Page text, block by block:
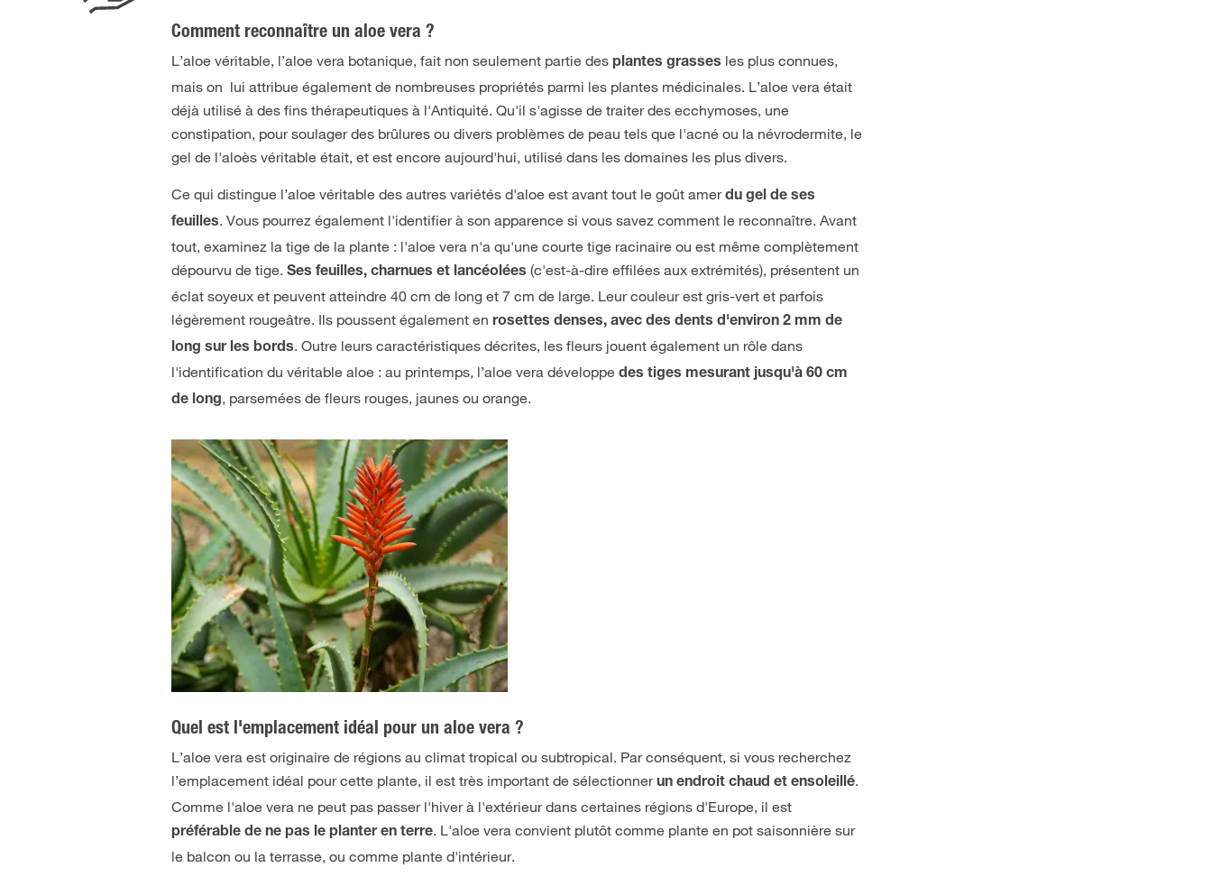
Comment reconnaître un aloe vera ?
L’aloe véritable, l’aloe vera botanique, fait non seulement partie desplantes grasses les plus connues,
mais on lui attribue également de nombreuses propriétés parmi les plantes médicinales. L’aloe vera était
déjà utilisé à des fins thérapeutiques à l'Antiquité. Qu'il s'agisse de traiter des ecchymoses, une
constipation, pour soulager des brûlures ou divers problèmes de peau tels que l'acné ou la névrodermite, le
gel de l'aloès véritable était, et est encore aujourd'hui, utilisé dans les domaines les plus divers.
Ce qui distingue l’aloe véritable des autres variétés d'aloe est avant tout le goût amerdu gel de ses
feuilles. Vous pourrez également l'identifier à son apparence si vous savez comment le reconnaître. Avant
tout, examinez la tige de la plante : l'aloe vera n'a qu'une courte tige racinaire ou est même complètement
dépourvu de tige. Ses feuilles, charnues et lancéolées (c'est-à-dire effilées aux extrémités), présentent un
éclat soyeux et peuvent atteindre 40 cm de long et 7 cm de large. Leur couleur est gris-vert et parfois
légèrement rougeâtre. Ils poussent également enrosettes denses, avec des dents d'environ 2 mm de
long sur les bords. Outre leurs caractéristiques décrites, les fleurs jouent également un rôle dans
l'identification du véritable aloe : au printemps, l’aloe vera développedes tiges mesurant jusqu'à 60 cm
de long, parsemées de fleurs rouges, jaunes ou orange.
Quel est l'emplacement idéal pour un aloe vera ?
L’aloe vera est originaire de régions au climat tropical ou subtropical. Par conséquent, si vous recherchez
l’emplacement idéal pour cette plante, il est très important de sélectionnerun endroit chaud et ensoleillé.
Comme l'aloe vera ne peut pas passer l'hiver à l'extérieur dans certaines régions d'Europe, il est
préférable de ne pas le planter en terre. L'aloe vera convient plutôt comme plante en pot saisonnière sur
le balcon ou la terrasse, ou comme plante d'intérieur.